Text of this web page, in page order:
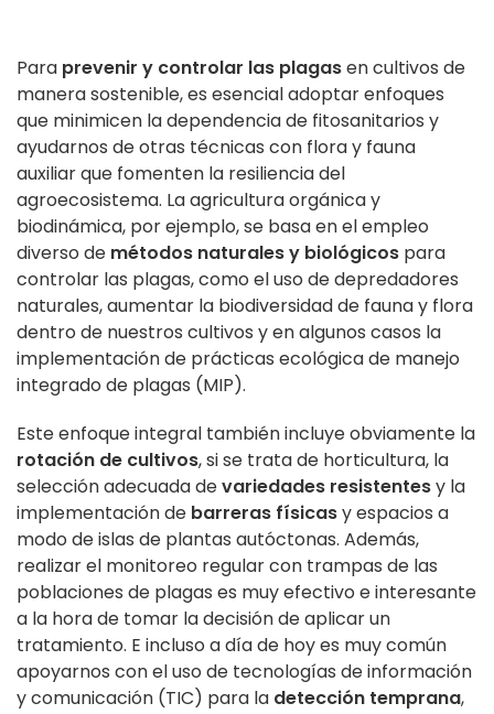
Para prevenir y controlar las plagasen cultivos de
manera sostenible, es esencial adoptar enfoques
que minimicen la dependencia de fitosanitarios y
ayudarnos de otras técnicas con flora y fauna
auxiliar que fomenten la resiliencia del
agroecosistema. La agricultura orgánica y
biodinámica, por ejemplo, se basa en el empleo
diverso de métodos naturales y biológicos para
controlar las plagas, como el uso de depredadores
naturales, aumentar la biodiversidad de fauna y flora
dentro de nuestros cultivos y en algunos casos la
implementación de prácticas ecológica de manejo
integrado de plagas (MIP).
Este enfoque integral también incluye obviamente la
rotación de cultivos, si se trata de horticultura, la
selección adecuada devariedades resistentesy la
implementación de barreras físicasy espacios a
modo de islas de plantas autóctonas. Además,
realizar el monitoreo regular con trampas de las
poblaciones de plagas es muy efectivo e interesante
a la hora de tomar la decisión de aplicar un
tratamiento. E incluso a día de hoy es muy común
apoyarnos con el uso de tecnologías de información
y comunicación (TIC) para la detección temprana,